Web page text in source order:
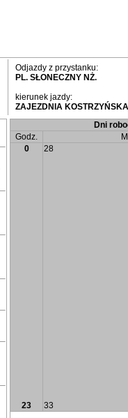
Odjazdy z przystanku:
PL. SŁONECZNY NŻ.
kierunek jazdy:
ZAJEZDNIA KOSTRZYŃSKA
Dni
Godz.
0
28
23 33